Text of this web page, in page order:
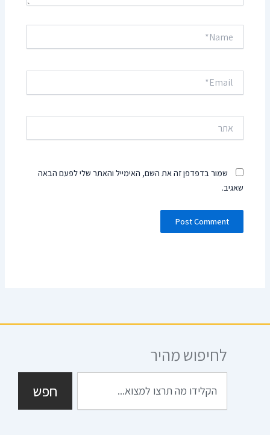
שמור בדפדפן זה את השם, האימייל והאתר שלי לפעם הבאה
שאגיב.
לחיפוש מהיר
חפש